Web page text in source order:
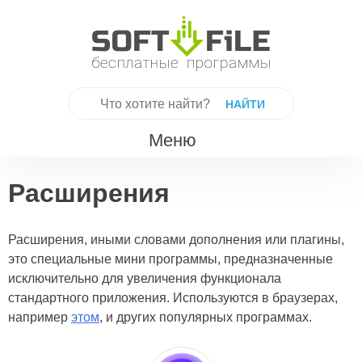
Найти:
Меню
Расширения
Расширения, иными словами дополнения или плагины,
это специальные мини программы, предназначенные
исключительно для увеличения функционала
стандартного приложения. Используются в браузерах,
например этом, и других популярных программах.